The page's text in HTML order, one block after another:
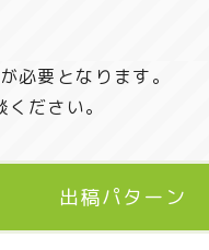
必要となります。
ださい。
出稿パターン